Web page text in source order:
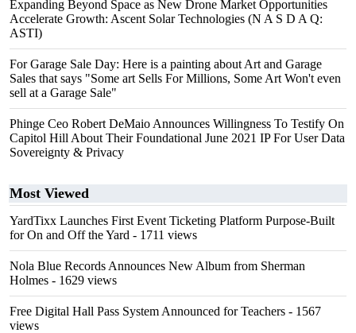
Expanding Beyond Space as New Drone Market Opportunities
Accelerate Growth: Ascent Solar Technologies (N A S D A Q:
ASTI)
For Garage Sale Day: Here is a painting about Art and Garage
Sales that says "Some art Sells For Millions, Some Art Won't even
sell at a Garage Sale"
Phinge Ceo Robert DeMaio Announces Willingness To Testify On
Capitol Hill About Their Foundational June 2021 IP For User Data
Sovereignty & Privacy
Most Viewed
YardTixx Launches First Event Ticketing Platform Purpose-Built
for On and Off the Yard - 1711 views
Nola Blue Records Announces New Album from Sherman
Holmes - 1629 views
Free Digital Hall Pass System Announced for Teachers - 1567
views